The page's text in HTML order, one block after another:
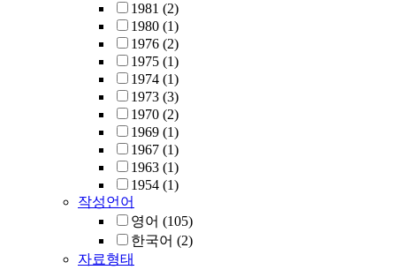
1981 (2)
1980 (1)
1976 (2)
1975 (1)
1974 (1)
1973 (3)
1970 (2)
1969 (1)
1967 (1)
1963 (1)
1954 (1)
작성언어
영어 (105)
한국어 (2)
자료형태